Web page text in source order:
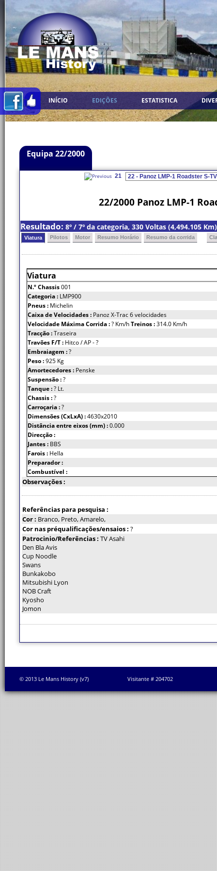
INÍCIO EDIÇÕES ESTATISTICA
Equipa 22/2000
21
22/2000 Panoz LMP-1
Resultado: 8º / 7º da categoria, 330 Voltas (4,494.105
Viatura Pilotos Motor Resumo Horário Resumo da corrida
Viatura
N.º Chassis001
Categoria : LMP900
Pneus : Michelin
Caixa de Velocidades : Panoz X-Trac 6 velocidades
Velocidade Máxima Corrida :? Km/hTreinos :314.0 Km/h
Tracção :Traseira
Travões F/T : Hitco / AP - ?
Embraiagem :?
Peso :925 Kg
Amortecedores : Penske
Suspensão :?
Tanque :? Lt.
Chassis :?
Carroçaria :?
Dimensões (CxLxA) :4630x2010
Distância entre eixos (mm) :0.000
Direcção :
Jantes : BBS
Farois : Hella
Preparador :
Combustível :
Observações :
Referências para pesquisa :
Cor : Branco, Preto, Amarelo,
Cor nas préqualificações/ensaios : ?
Patrocinio/Referências : TV Asahi
Den Bla Avis
Cup Noodle
Swans
Bunkakobo
Mitsubishi Lyon
NOB Craft
Kyosho
Jomon
© 2013 Le Mans History (v7) Visitante # 204702